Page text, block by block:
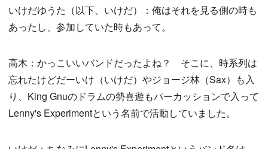
いけだゆうた（以下、いけだ）：俺はそれを見る側の時も
あったし、参加していた時もあって。
高木：かっこいいバンドだったよね？ そこに、時系列は
忘れたけどだーいけ（いけだ）やジョージ林（Sax）も入
り、King Gnuのドラムの勢喜遊もパーカッションで入って
Lenny's Experimentという名前で活動していました。